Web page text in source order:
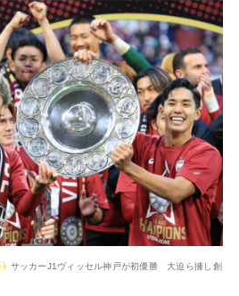
サッカーJ1ヴィッセル神戸が初優勝 大迫ら擁し創